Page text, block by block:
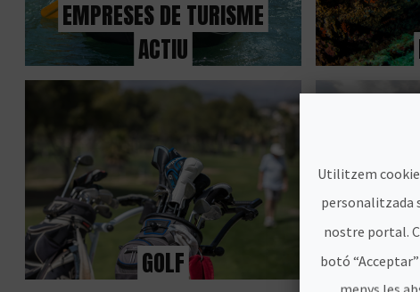
EMPRESES DE TURISME
ACTIU
GOLF
Utilitzem
personalitzada
nostre portal.
botó